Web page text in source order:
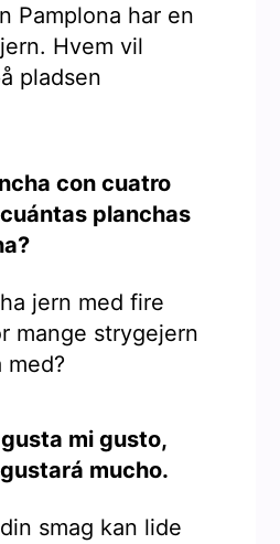
Pamplona har en
Hvem vil
pladsen
con cuatro
planchas
jern med fire
mange strygejern
med?
mi gusto,
mucho.
smag kan lide